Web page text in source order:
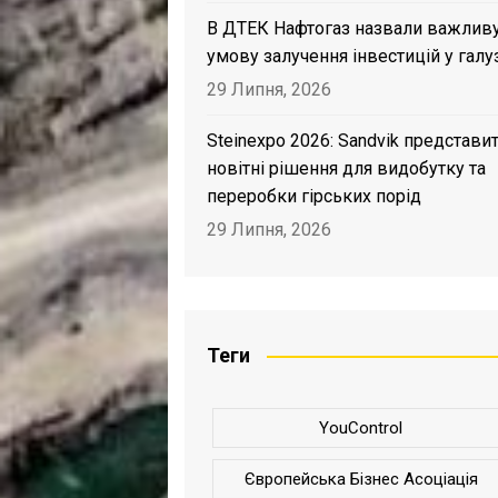
В ДТЕК Нафтогаз назвали
умову залучення інвестицій у
29 Липня, 2026
Steinexpo 2026: Sandvik
новітні рішення для видобутку та
переробки гірських порід
29 Липня, 2026
Теги
YouControl
Європейська Бізнес Асоціація